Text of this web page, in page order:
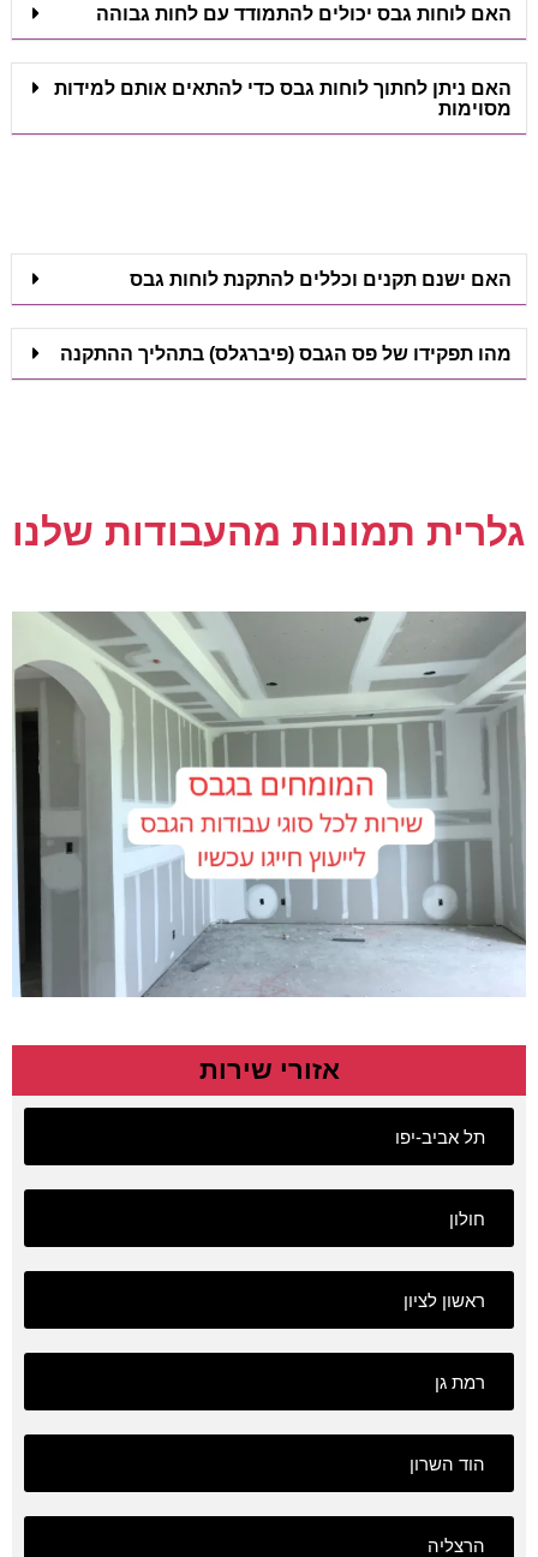
האם לוחות גבס יכולים להתמודד עם לחות גבוהה
האם ניתן לחתוך לוחות גבס כדי להתאים אותם למידות
מסוימות
האם ישנם תקנים וכללים להתקנת לוחות גבס
מהו תפקידו של פס הגבס (פיברגלס) בתהליך ההתקנה
גלרית תמונות מהעבודות שלנו
אזורי שירות
תל אביב-יפו
חולון
ראשון לציון
רמת גן
הוד השרון
הרצליה